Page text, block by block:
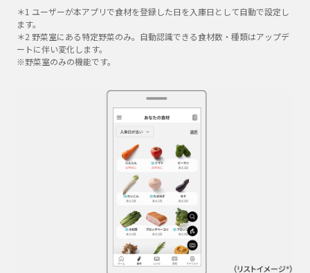
＊1 ユーザーが本アプリで食材を登録した日を入庫日として自動で設定し
ます。
＊2 野菜室にある特定野菜のみ。自動認識できる食材数・種類はアップデ
ートに伴い変化します。
※野菜室のみの機能です。